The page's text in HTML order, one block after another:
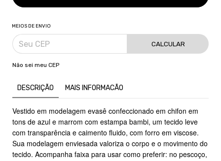
MEIOS DE ENVIO
CALCULAR
Não sei meu CEP
DESCRIÇÃO MAIS INFORMACÃO
Vestido em modelagem evasê confeccionado em chifon em
tons de azul e marrom com estampa bambi, um tecido leve
com transparência e caimento fluido, com forro em viscose.
Sua modelagem enviesada valoriza o corpo e o movimento do
tecido. Acompanha faixa para usar como preferir: no pescoço,